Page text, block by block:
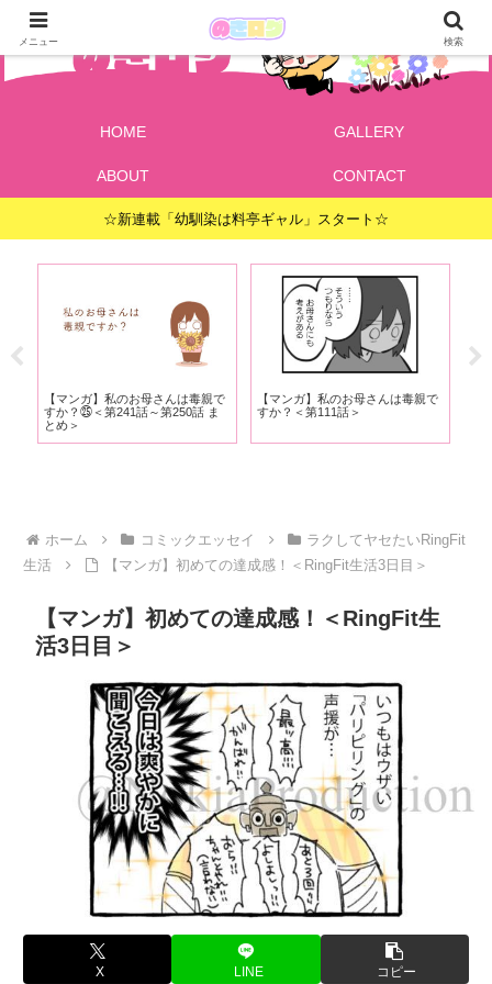
HOME GALLERY
ABOUT CONTACT
☆新連載「幼馴染は料亭ギャル」スタート☆
【マンガ】私のお母さんは毒親で
すか？㉕＜第241話～第250話 ま
とめ＞
【マンガ】私のお母さんは毒親で
すか？＜第111話＞
ホーム コミックエッセイ
ラクしてヤセたいRingFit
生活
【マンガ】初めての達成感！＜RingFit生活3日目＞
【マンガ】初めての達成感！＜RingFit生
活3日目＞
X LINE コピー
メニュー 検索